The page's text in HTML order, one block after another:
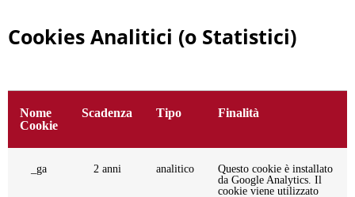
Cookies Analitici (o Statistici)
Nome
Cookie
Scadenza Tipo Finalità
_ga 2 anni analitico
Questo cookie è installato
da Google Analytics. Il
cookie viene utilizzato